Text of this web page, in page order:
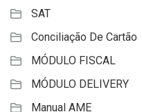
SAT
Conciliação De Cartão
MÓDULO FISCAL
MÓDULO DELIVERY
Manual AME